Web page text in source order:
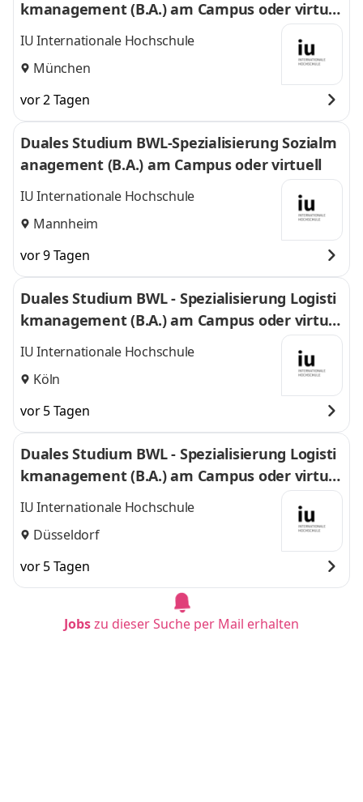
kmanagement (B.A.) am Campus oder virtuel
l
IU Internationale Hochschule
München
vor 2 Tagen
Duales Studium BWL-Spezialisierung Sozialm
anagement (B.A.) am Campus oder virtuell
IU Internationale Hochschule
Mannheim
vor 9 Tagen
Duales Studium BWL - Spezialisierung Logisti
kmanagement (B.A.) am Campus oder virtuel
l
IU Internationale Hochschule
Köln
vor 5 Tagen
Duales Studium BWL - Spezialisierung Logisti
kmanagement (B.A.) am Campus oder virtuel
l
IU Internationale Hochschule
Düsseldorf
vor 5 Tagen
Jobszu dieser Suche per Mail erhalten